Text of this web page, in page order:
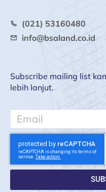
(021) 53160480
info@bsaland.co.id
Subscribe mailing list
lebih lanjut.
Email